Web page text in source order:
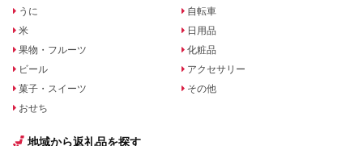
うに
米
果物・フルーツ
ビール
菓子・スイーツ
おせち
自転車
日用品
化粧品
アクセサリー
その他
地域から返礼品を探す